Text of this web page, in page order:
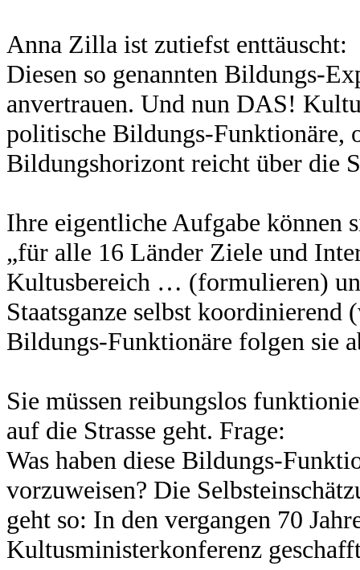
Anna Zilla ist zutiefst enttäuscht:
Diesen so genannten Bildungs-
anvertrauen. Und nun DAS!
politische Bildungs-Funktionäre,
Bildungshorizont reicht über die
Ihre eigentliche Aufgabe können
„für alle 16 Länder Ziele und
Kultusbereich … (formulieren)
Staatsganze selbst
Bildungs-Funktionäre folgen sie
Sie müssen reibungslos
auf die Strasse geht. Frage:
Was haben diese Bildungs-
vorzuweisen? Die
geht so: In den vergangen 70
Kultusministerkonferenz